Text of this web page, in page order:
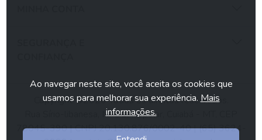
Copyright ©2026 Todos os direitos reservados.
Rua Sírio-libanesa, N° 91, Popular, Cuiabá - MT, CEP
78045-390 | CNPJ 20.130.876/0002-40 | (65) 3624-
Ao navegar neste site, você aceita os cookies que
usamos para melhorar sua experiência. Mais
informações.